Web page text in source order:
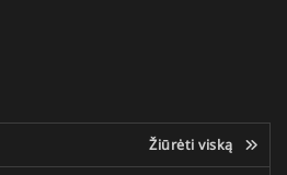
Žiūrėti viską